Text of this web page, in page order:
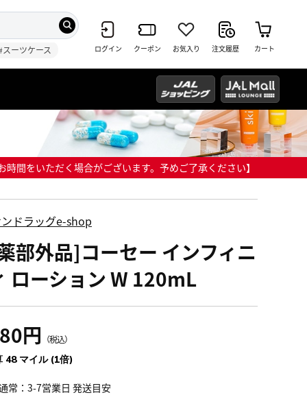
スーツケース ログイン クーポン お気入り 注文履歴 カート
間をいただく場合がございます。予めご了承ください】
ドラッグe-shop
部外品]コーセー インフィニ
ローション W 120mL
円 （税込）
48 マイル (1倍)
常：3-7営業日 発送目安